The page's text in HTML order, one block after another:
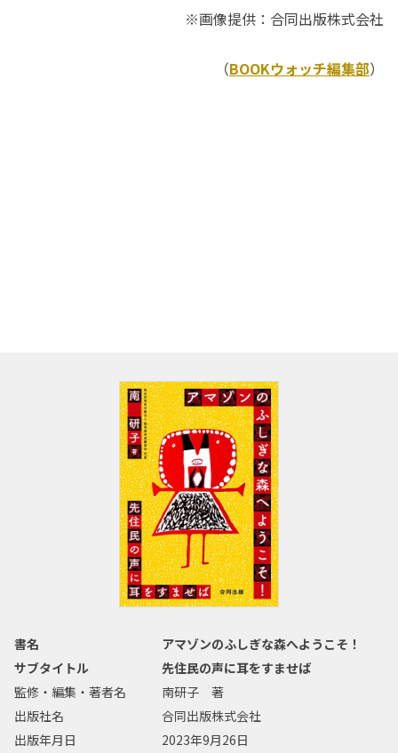
※画像提供：合同出版株式会社
（BOOKウォッチ編集部）
書名
アマゾンのふしぎな森へようこそ！
サブタイトル
先住民の声に耳をすませば
監修・編集・著者名
南研子 著
出版社名
合同出版株式会社
出版年月日
2023年9月26日